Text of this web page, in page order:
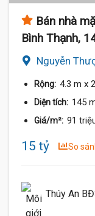
Bán nhà
Bình Thạnh,
Nguyễn
Rộng: 4.3 m x
Diện tích: 145
Giá/m²: 91
15 tỷ So
Thúy An